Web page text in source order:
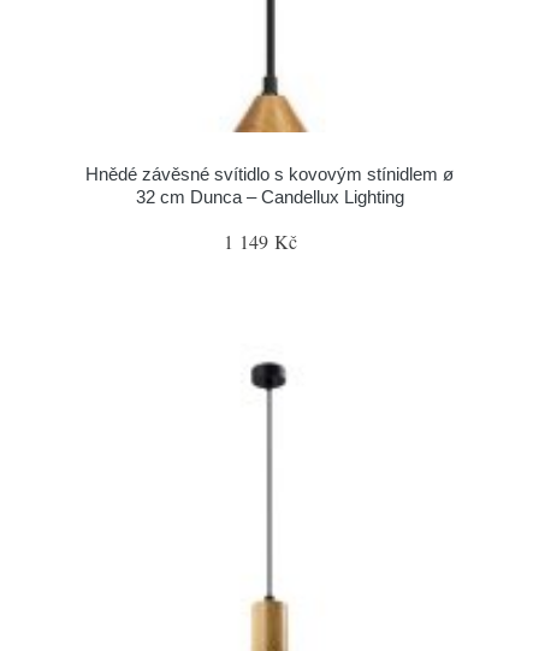
Hnědé závěsné svítidlo s kovovým stínidlem ø
32 cm Dunca – Candellux Lighting
1 149 Kč